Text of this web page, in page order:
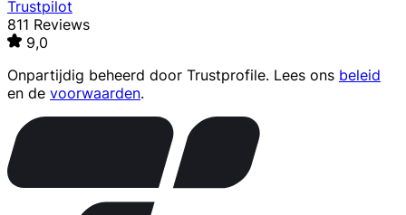
Trustpilot
811 Reviews
9,0
Onpartijdig beheerd door Trustprofile. Lees ons beleid
en de voorwaarden.